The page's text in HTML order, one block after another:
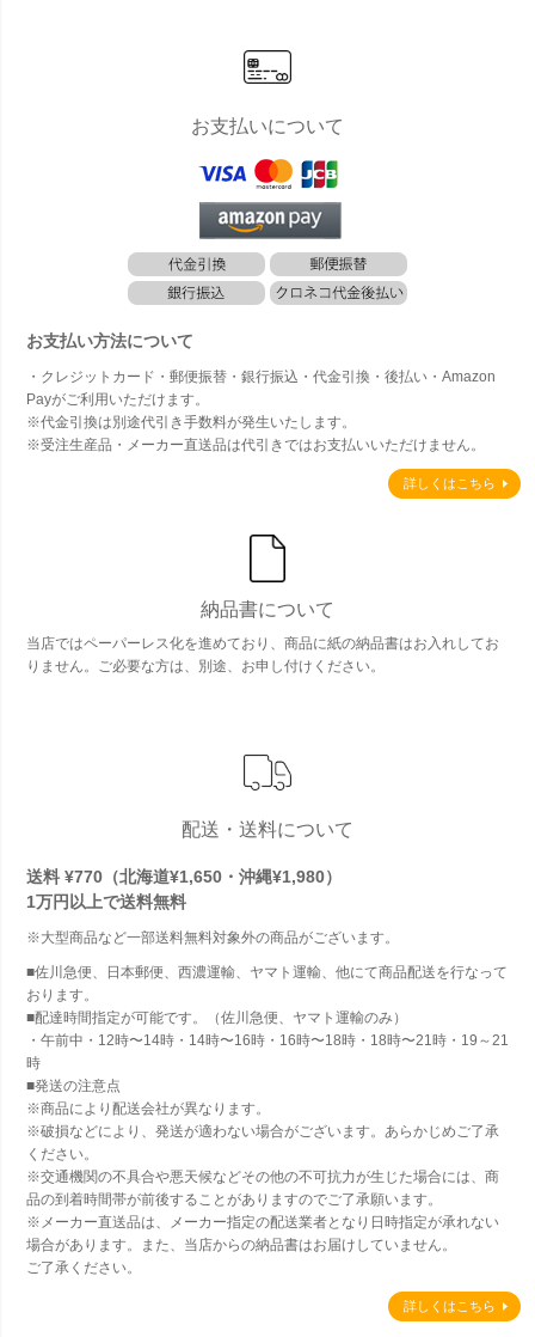
お支払いについて
お支払い方法について
・クレジットカード・郵便振替・銀行振込・代金引換・後払い・Amazon
Payがご利用いただけます。
※代金引換は別途代引き手数料が発生いたします。
※受注生産品・メーカー直送品は代引きではお支払いいただけません。
詳しくはこちら
納品書について
当店ではペーパーレス化を進めており、商品に紙の納品書はお入れしてお
りません。ご必要な方は、別途、お申し付けください。
配送・送料について
送料 ¥770（北海道¥1,650・沖縄¥1,980）
1万円以上で送料無料
※大型商品など一部送料無料対象外の商品がございます。
■佐川急便、日本郵便、西濃運輸、ヤマト運輸、他にて商品配送を行なって
おります。
■配達時間指定が可能です。（佐川急便、ヤマト運輸のみ）
・午前中・12時〜14時・14時〜16時・16時〜18時・18時〜21時・19～21
時
■発送の注意点
※商品により配送会社が異なります。
※破損などにより、発送が適わない場合がございます。あらかじめご了承
ください。
※交通機関の不具合や悪天候などその他の不可抗力が生じた場合には、商
品の到着時間帯が前後することがありますのでご了承願います。
※メーカー直送品は、メーカー指定の配送業者となり日時指定が承れない
場合があります。また、当店からの納品書はお届けしていません。
ご了承ください。
詳しくはこちら